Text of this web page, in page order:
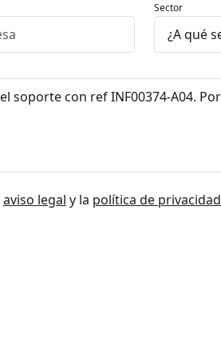
Sector
aviso legal y la política de privacidad